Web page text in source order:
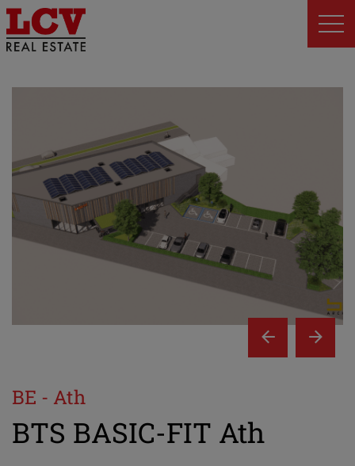
BE - Ath
BTS BASIC-FIT Ath